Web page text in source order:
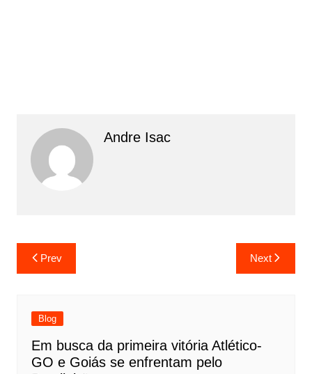
Andre Isac
Prev Next
Blog
Em busca da primeira vitória Atlético-
GO e Goiás se enfrentam pelo